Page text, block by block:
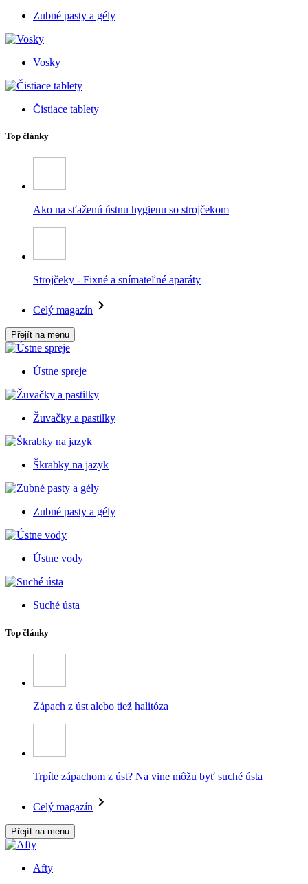
Zubné pasty a gély
Vosky
Čistiace tablety
Top články
Ako na sťaženú ústnu hygienu so strojčekom
Strojčeky - Fixné a snímateľné aparáty
Celý magazín
Přejít na menu
Ústne spreje
Žuvačky a pastilky
Škrabky na jazyk
Zubné pasty a gély
Ústne vody
Suché ústa
Top články
Zápach z úst alebo tiež halitóza
Trpíte zápachom z úst? Na vine môžu byť suché ústa
Celý magazín
Přejít na menu
Afty